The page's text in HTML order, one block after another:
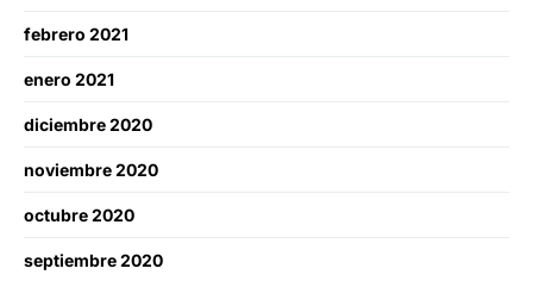
febrero 2021
enero 2021
diciembre 2020
noviembre 2020
octubre 2020
septiembre 2020